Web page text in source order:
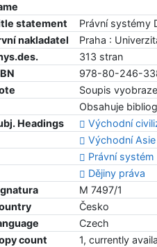
statement
Právní systémy
nakladatel
Praha :
313 stran
978-80-246-
Soupis
Obsahuje
Headings
Východní
Východní Asie
Právní systém
Dějiny práva
M 7497/1
Česko
Czech
count
1, currently